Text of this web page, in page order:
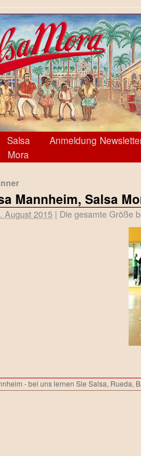
Salsa
Mora
Anmeldung
Mannheim, Salsa
August 2015 | Die gesamte Größe
- bei uns lernen Sie Salsa, Rueda,